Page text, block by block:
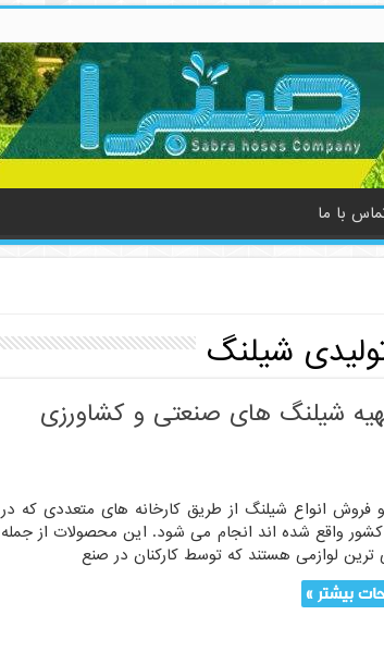
با ما
شیلنگ
شیلنگ های صنعتی و کشاورزی
و فروش انواع شیلنگ از طریق کارخانه های متعددی که در
واقع شده اند انجام می شود. این محصولات از جمله
ترین لوازمی هستند که توسط کارکنان در صنع
بیشتر »